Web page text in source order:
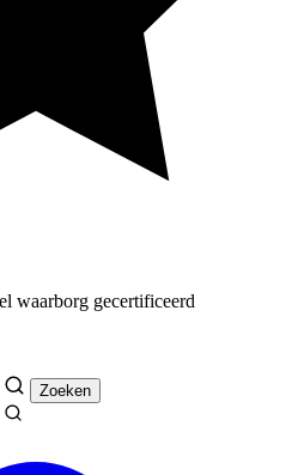
waarborg gecertificeerd
Zoeken